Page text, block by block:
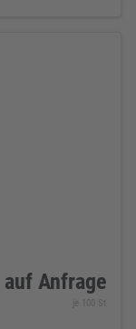
auf Anfrage
je 100 St